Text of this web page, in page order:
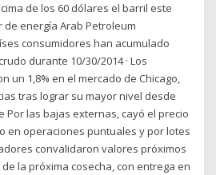
de los 60 dólares el barril este
energía Arab Petroleum
consumidores han acumulado
durante 10/30/2014 · Los
un 1,8% en el mercado de Chicago,
tras lograr su mayor nivel desde
Por las bajas externas, cayó el precio
en operaciones puntuales y por lotes
convalidaron valores próximos
la próxima cosecha, con entrega en